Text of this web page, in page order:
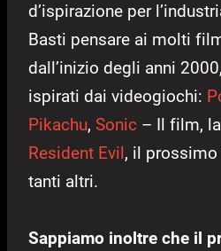
d’ispirazione per
Basti pensare ai molti
dall’inizio degli anni
ispirati dai videogiochi:
Pikachu, Sonic – Il film,
Resident Evil, il
tanti altri.
Sappiamo inoltre che il